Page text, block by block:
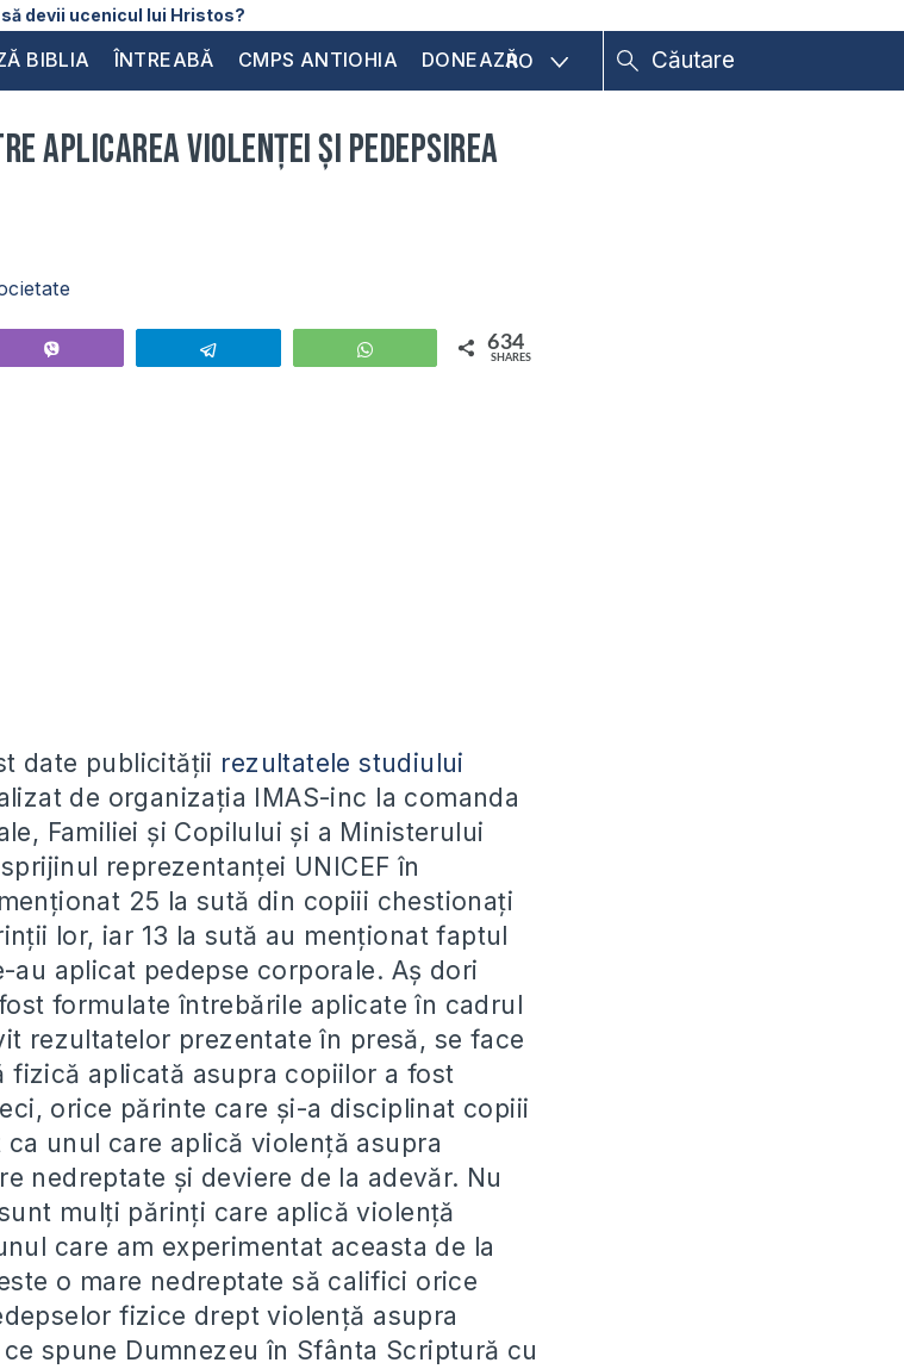
devii ucenicul lui Hristos?
BIBLIA ÎNTREABĂ CMPS ANTIOHIA DONEAZĂRO
aplicarea violenţei şi pedepsirea
WhatsApp 634
SHARES
date publicităţii rezultatele studiului
de organizaţia IMAS-inc la comanda
Familiei şi Copilului şi a Ministerului
reprezentanţei UNICEF în
25 la sută din copiii chestionaţi
lor, iar 13 la sută au menţionat faptul
au aplicat pedepse corporale. Aş dori
formulate întrebările aplicate în cadrul
rezultatelor prezentate în presă, se face
fizică aplicată asupra copiilor a fost
orice părinte care şi-a disciplinat copiii
unul care aplică violenţă asupra
nedreptate şi deviere de la adevăr. Nu
mulţi părinţi care aplică violenţă
care am experimentat aceasta de la
o mare nedreptate să califici orice
fizice drept violenţă asupra
spune Dumnezeu în Sfânta Scriptură cu